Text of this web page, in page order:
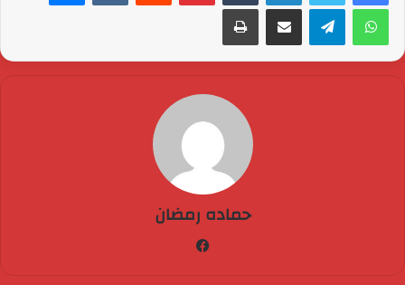
واتساب تيلقرام مشاركة عبر البريد طباعة
حماده رمضان